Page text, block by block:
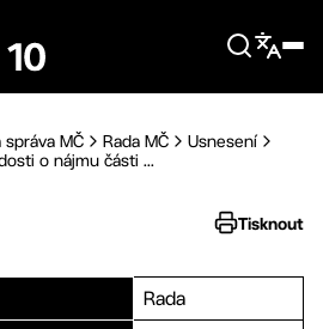
správa MČ Rada MČ
Usnesení
o nájmu části ...
Tisknout
Rada